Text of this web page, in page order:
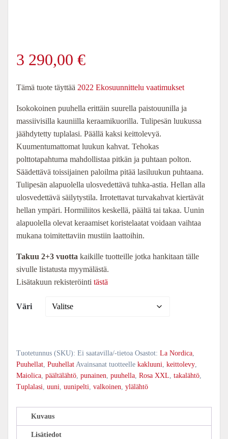
3 290,00 €
Tämä tuote täyttää 2022 Ekosuunnittelu vaatimukset
Isokokoinen puuhella erittäin suurella paistouunilla ja
massiivisilla kauniilla keraamikuorilla. Tulipesän luukussa
jäähdytetty tuplalasi. Päällä kaksi keittolevyä.
Kuumentumattomat luukun kahvat. Tehokas
polttotapahtuma mahdollistaa pitkän ja puhtaan polton.
Säädettävä toissijainen paloilma pitää lasiluukun puhtaana.
Tulipesän alapuolella ulosvedettävä tuhka-astia. Hellan alla
ulosvedettävä säilytystila. Irrotettavat turvakahvat kiertävät
hellan ympäri. Hormiliitos keskellä, päältä tai takaa. Uunin
alapuolella olevat keraamiset koristelaatat voidaan vaihtaa
mukana toimitettaviin mustiin laattoihin.
Takuu 2+3 vuotta kaikille tuotteille jotka hankitaan tälle
sivulle listatusta myymälästä.
Lisätakuun rekisteröinti tästä
Väri
Tuotetunnus (SKU): Ei saatavilla/-tietoa Osastot: La Nordica
Puuhellat Puuhellat Avainsanat tuotteelle kakluuni keittolevy
Maiolica päältälähtö punainen puuhella Rosa XXL takalähtö
Tuplalasi uuni uunipelti valkoinen ylälähtö
Kuvaus
Lisätiedot